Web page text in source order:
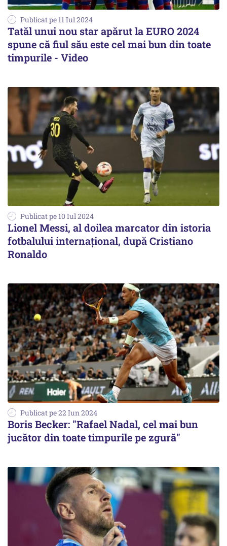
Publicat pe 11 Iul 2024
Tatăl unui nou star apărut la EURO 2024
spune că fiul său este cel mai bun din toate
timpurile - Video
Publicat pe 10 Iul 2024
Lionel Messi, al doilea marcator din istoria
fotbalului internaţional, după Cristiano
Ronaldo
Publicat pe 22 Iun 2024
Boris Becker: "Rafael Nadal, cel mai bun
jucător din toate timpurile pe zgură"